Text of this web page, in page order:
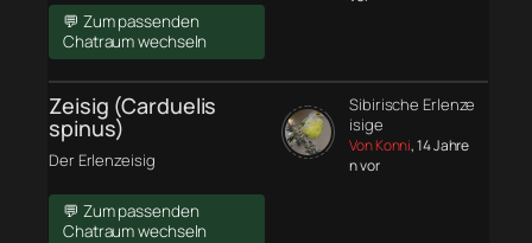
💬 Zum passenden
Chatraum wechseln
Zeisig (Carduelis
spinus)
Der Erlenzeisig
💬 Zum passenden
Chatraum wechseln
Sibirische Erlenze
isige
Von Konni, 14 Jahre
n vor